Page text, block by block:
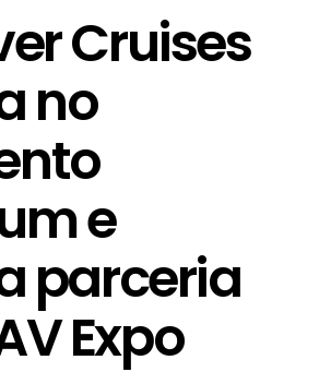
Cruises
no
e
parceria
Expo